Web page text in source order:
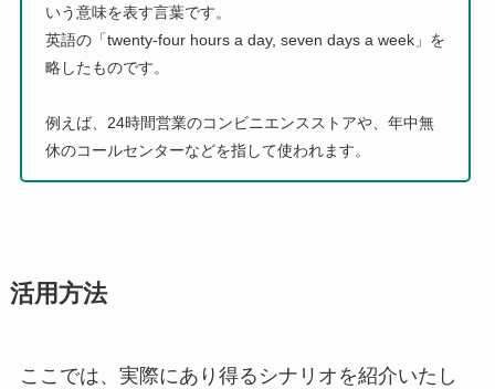
いう意味を表す言葉です。
英語の「twenty-four hours a day, seven days a week」を
略したものです。
例えば、24時間営業のコンビニエンスストアや、年中無
休のコールセンターなどを指して使われます。
活用方法
ここでは、実際にあり得るシナリオを紹介いたし